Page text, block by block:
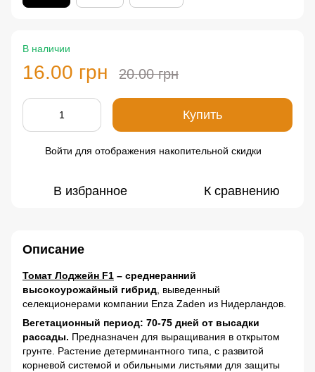
В наличии
16.00 грн 20.00 грн
Купить
Войти для отображения накопительной скидки
В избранное К сравнению
Описание
Томат Лоджейн F1 – среднеранний
высокоурожайный гибрид , выведенный
селекционерами компании Enza Zaden из Нидерландов.
Вегетационный период: 70-75 дней от высадки
рассады. Предназначен для выращивания в открытом
грунте. Растение детерминантного типа, с развитой
корневой системой и обильными листьями для защиты